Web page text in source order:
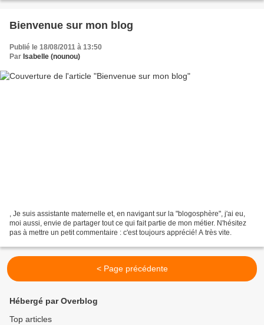
Bienvenue sur mon blog
Publié le 18/08/2011 à 13:50
Par Isabelle (nounou)
, Je suis assistante maternelle et, en navigant sur la "blogosphère", j'ai eu,
moi aussi, envie de partager tout ce qui fait partie de mon métier. N'hésitez
pas à mettre un petit commentaire : c'est toujours apprécié! A très vite.
< Page précédente
Hébergé par Overblog
Top articles